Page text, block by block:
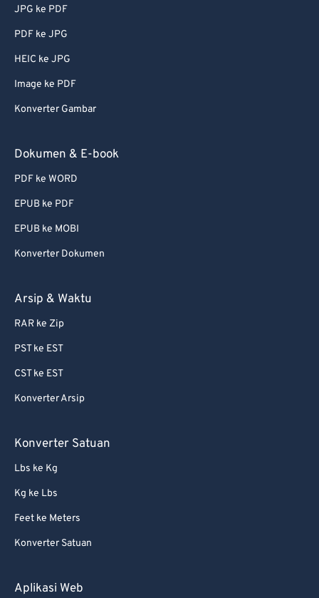
JPG ke PDF
PDF ke JPG
HEIC ke JPG
Image ke PDF
Konverter Gambar
Dokumen & E-book
PDF ke WORD
EPUB ke PDF
EPUB ke MOBI
Konverter Dokumen
Arsip & Waktu
RAR ke Zip
PST ke EST
CST ke EST
Konverter Arsip
Konverter Satuan
Lbs ke Kg
Kg ke Lbs
Feet ke Meters
Konverter Satuan
Aplikasi Web